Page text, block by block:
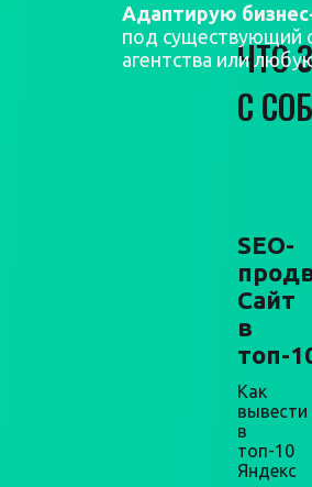
ЧТО
С
SEO-
Сайт
в
топ-
Как
вывести
в
топ-10
Яндекс
Адаптирую
под существующий
агентства или